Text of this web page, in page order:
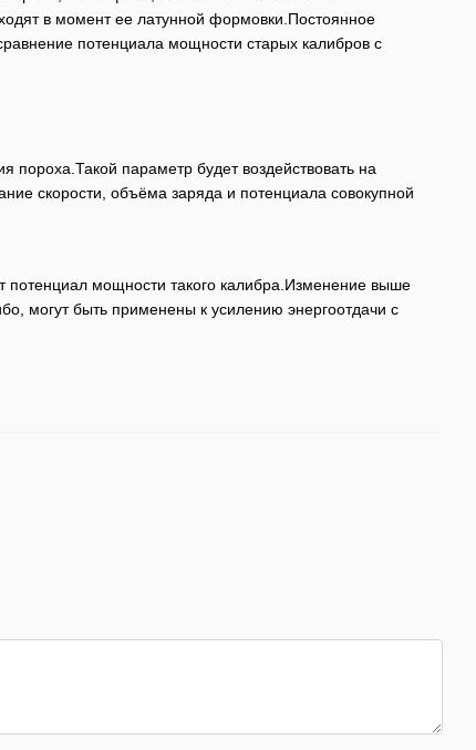
в момент ее латунной формовки.Постоянное
потенциала мощности старых калибров с
параметр будет воздействовать на
скорости, объёма заряда и потенциала совокупной
потенциал мощности такого калибра.Изменение выше
могут быть применены к усилению энергоотдачи с